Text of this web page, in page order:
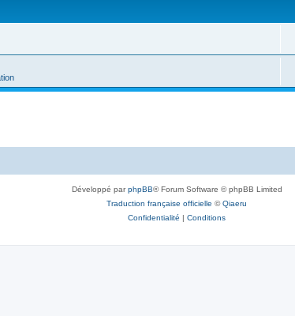
Développé parphpBB® Forum Software © phpBB Limited
Traduction française officielle ©Qiaeru
Confidentialité | Conditions